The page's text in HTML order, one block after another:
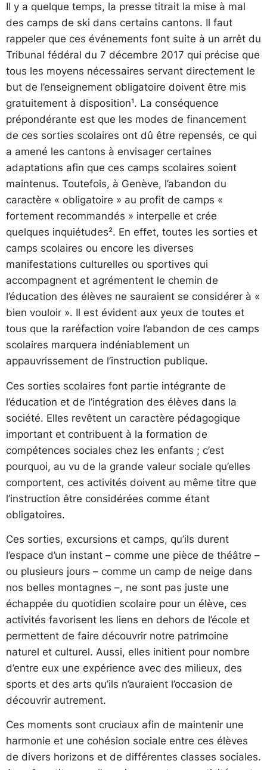
Il y a quelque temps, la presse titrait la mise à mal
des camps de ski dans certains cantons. Il faut
rappeler que ces événements font suite à un arrêt du
Tribunal fédéral du 7 décembre 2017 qui précise que
tous les moyens nécessaires servant directement le
but de l’enseignement obligatoire doivent être mis
gratuitement à disposition¹. La conséquence
prépondérante est que les modes de financement
de ces sorties scolaires ont dû être repensés, ce qui
a amené les cantons à envisager certaines
adaptations afin que ces camps scolaires soient
maintenus. Toutefois, à Genève, l’abandon du
caractère « obligatoire » au profit de camps «
fortement recommandés » interpelle et crée
quelques inquiétudes². En effet, toutes les sorties et
camps scolaires ou encore les diverses
manifestations culturelles ou sportives qui
accompagnent et agrémentent le chemin de
l’éducation des élèves ne sauraient se considérer à «
bien vouloir ». Il est évident aux yeux de toutes et
tous que la raréfaction voire l’abandon de ces camps
scolaires marquera indéniablement un
appauvrissement de l’instruction publique.
Ces sorties scolaires font partie intégrante de
l’éducation et de l’intégration des élèves dans la
société. Elles revêtent un caractère pédagogique
important et contribuent à la formation de
compétences sociales chez les enfants ; c’est
pourquoi, au vu de la grande valeur sociale qu’elles
comportent, ces activités doivent au même titre que
l’instruction être considérées comme étant
obligatoires.
Ces sorties, excursions et camps, qu’ils durent
l’espace d’un instant – comme une pièce de théâtre –
ou plusieurs jours – comme un camp de neige dans
nos belles montagnes –, ne sont pas juste une
échappée du quotidien scolaire pour un élève, ces
activités favorisent les liens en dehors de l’école et
permettent de faire découvrir notre patrimoine
naturel et culturel. Aussi, elles initient pour nombre
d’entre eux une expérience avec des milieux, des
sports et des arts qu’ils n’auraient l’occasion de
découvrir autrement.
Ces moments sont cruciaux afin de maintenir une
harmonie et une cohésion sociale entre ces élèves
de divers horizons et de différentes classes sociales.